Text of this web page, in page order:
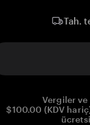
Tah.
Vergiler
$100.00 (KDV